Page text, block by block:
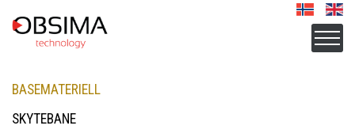
BASEMATERIELL
SKYTEBANE